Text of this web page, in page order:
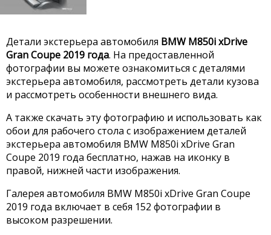
Детали экстерьера автомобиля BMW M850i xDrive
Gran Coupe 2019 года. На предоставленной
фотографии вы можете ознакомиться с деталями
экстерьера автомобиля, рассмотреть детали кузова
и рассмотреть особенности внешнего вида.
А также скачать эту фотографию и использовать как
обои для рабочего стола с изображением деталей
экстерьера автомобиля BMW M850i xDrive Gran
Coupe 2019 года бесплатно, нажав на иконку в
правой, нижней части изображения.
Галерея автомобиля BMW M850i xDrive Gran Coupe
2019 года включает в себя 152 фотографии в
высоком разрешении.